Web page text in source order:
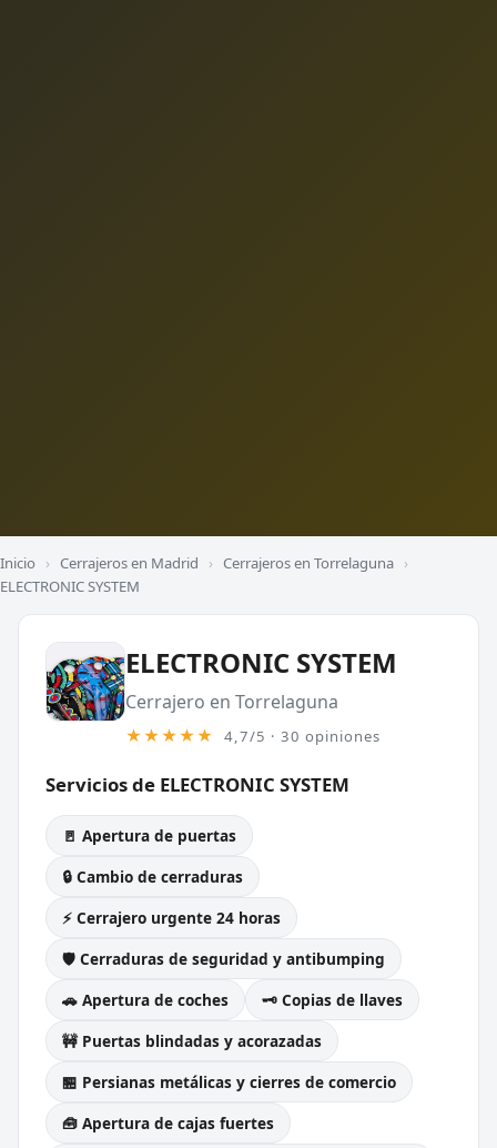
Inicio › Cerrajeros en Madrid › Cerrajeros en Torrelaguna ›
ELECTRONIC SYSTEM
ELECTRONIC SYSTEM
Cerrajero en Torrelaguna
★★★★★ 4,7/5 · 30 opiniones
Servicios de ELECTRONIC SYSTEM
🚪 Apertura de puertas
🔒 Cambio de cerraduras
⚡ Cerrajero urgente 24 horas
🛡️ Cerraduras de seguridad y antibumping
🚗 Apertura de coches
🗝️ Copias de llaves
🚧 Puertas blindadas y acorazadas
🏪 Persianas metálicas y cierres de comercio
🧰 Apertura de cajas fuertes